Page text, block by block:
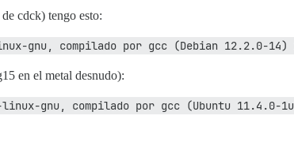
cdck) tengo esto:
gnu, compilado por gcc (Debian 12.2.0-
en el metal desnudo):
linux-gnu, compilado por gcc (Ubuntu 11.4.0-